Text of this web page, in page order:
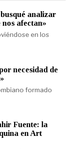
analizar
afectan»
en los
necesidad de
formado
Fuente: la
en Art